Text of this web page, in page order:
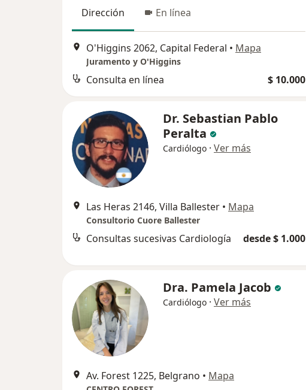
Dirección En línea
O'Higgins 2062, Capital Federal • Mapa
Juramento y O'Higgins
Consulta en línea $ 10.000
Dr. Sebastian Pablo
Peralta
Cardiólogo · Ver más
Las Heras 2146, Villa Ballester • Mapa
Consultorio Cuore Ballester
Consultas sucesivas Cardiología desde $ 1.000
Dra. Pamela Jacob
Cardiólogo · Ver más
Av. Forest 1225, Belgrano • Mapa